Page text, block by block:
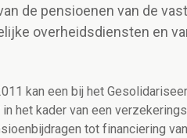
de pensioenen van de
overheidsdiensten en
kan een bij het
het kader van een
tot financiering